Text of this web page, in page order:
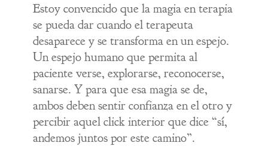
Estoy convencido que la magia en terapia
se pueda dar cuando el terapeuta
desaparece y se transforma en un espejo.
Un espejo humano que permita al
paciente verse, explorarse, reconocerse,
sanarse. Y para que esa magia se de,
ambos deben sentir confianza en el otro y
percibir aquel click interior que dice “sí,
andemos juntos por este camino”.